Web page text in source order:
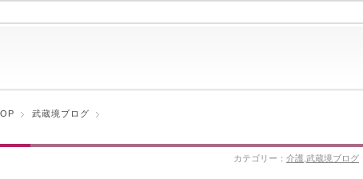
武蔵境ブログ
カテゴリー： 介護 武蔵境ブログ